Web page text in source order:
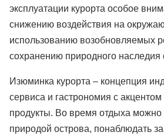
эксплуатации курорта особое
снижению воздействия на
использованию возобновляемых
сохранению природного наследия
Изюминка курорта – концепция
сервиса и гастрономия с
продукты. Во время отдыха можно
природой острова, понаблюдать за